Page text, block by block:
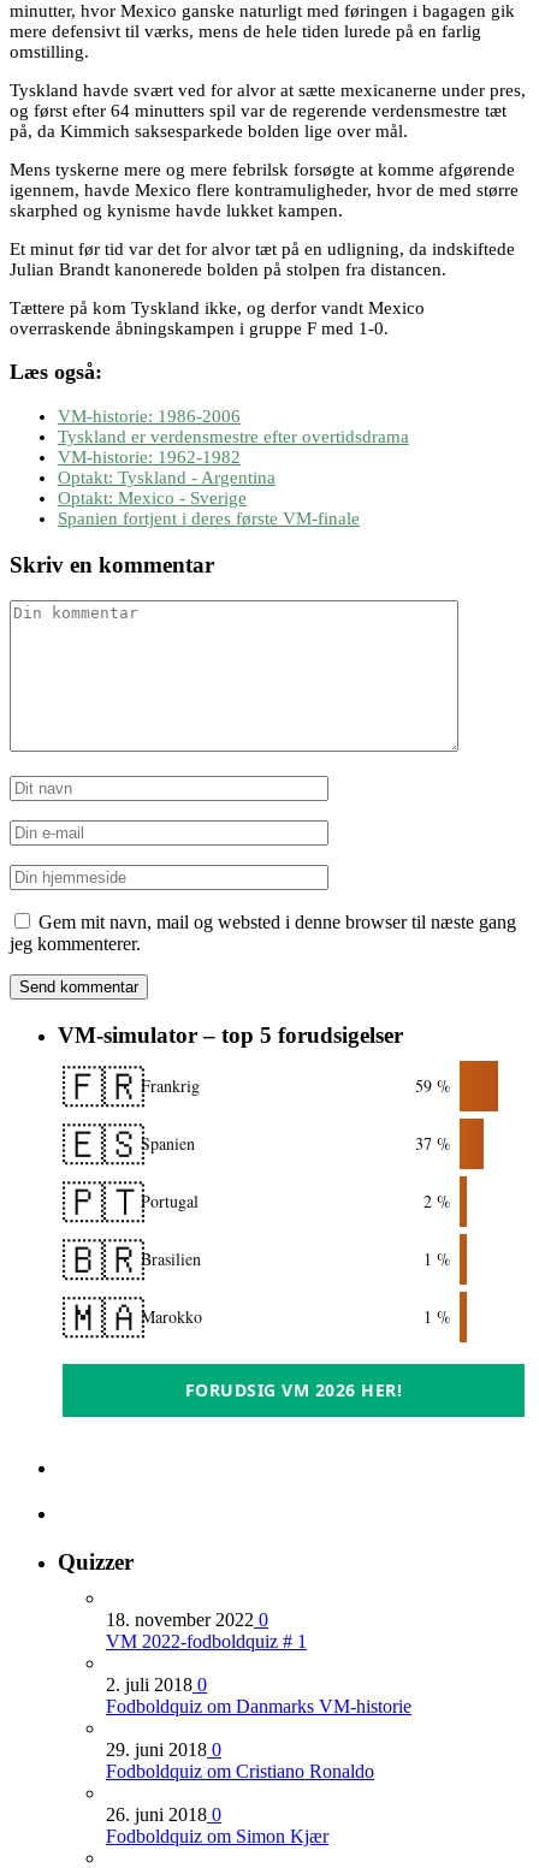
minutter, hvor Mexico ganske naturligt med føringen i bagagen gik
mere defensivt til værks, mens de hele tiden lurede på en farlig
omstilling.
Tyskland havde svært ved for alvor at sætte mexicanerne under pres,
og først efter 64 minutters spil var de regerende verdensmestre tæt
på, da Kimmich saksesparkede bolden lige over mål.
Mens tyskerne mere og mere febrilsk forsøgte at komme afgørende
igennem, havde Mexico flere kontramuligheder, hvor de med større
skarphed og kynisme havde lukket kampen.
Et minut før tid var det for alvor tæt på en udligning, da indskiftede
Julian Brandt kanonerede bolden på stolpen fra distancen.
Tættere på kom Tyskland ikke, og derfor vandt Mexico
overraskende åbningskampen i gruppe F med 1-0.
Læs også:
VM-historie: 1986-2006
Tyskland er verdensmestre efter overtidsdrama
VM-historie: 1962-1982
Optakt: Tyskland - Argentina
Optakt: Mexico - Sverige
Spanien fortjent i deres første VM-finale
Skriv en kommentar
Gem mit navn, mail og websted i denne browser til næste gang
jeg kommenterer.
VM-simulator – top 5 forudsigelser
🇫🇷Frankrig 59 %
🇪🇸Spanien 37 %
🇵🇹Portugal 2 %
🇧🇷Brasilien 1 %
🇲🇦Marokko 1 %
FORUDSIG VM 2026 HER!
Quizzer
18. november 2022 0
VM 2022-fodboldquiz # 1
2. juli 2018 0
Fodboldquiz om Danmarks VM-historie
29. juni 2018 0
Fodboldquiz om Cristiano Ronaldo
26. juni 2018 0
Fodboldquiz om Simon Kjær